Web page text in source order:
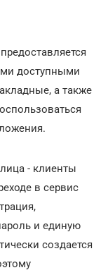
доступными
а также
- клиенты
в сервис
и единую
создается